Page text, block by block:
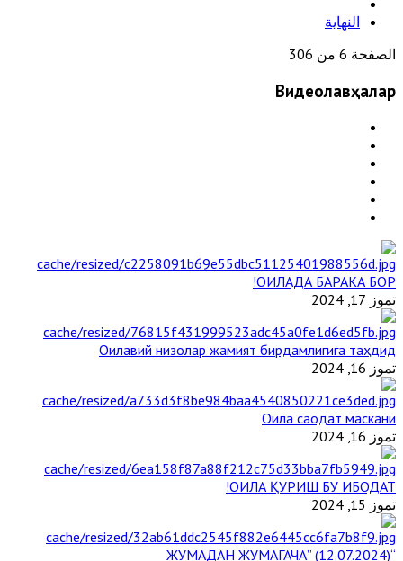
النهاية
الصفحة 6 من 306
Видеолавҳалар
ОИЛАДА БАРАКА БОР!
تموز 17, 2024
Оилавий низолар жамият бирдамлигига таҳдид
تموز 16, 2024
Оила саодат маскани
تموز 16, 2024
ОИЛА ҚУРИШ БУ ИБОДАТ!
تموز 15, 2024
“ЖУМАДАН ЖУМАГАЧА” (12.07.2024)